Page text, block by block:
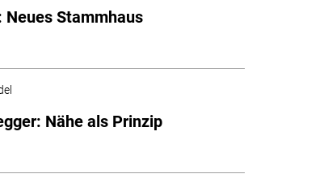
Neues Stammhaus
Nähe als Prinzip